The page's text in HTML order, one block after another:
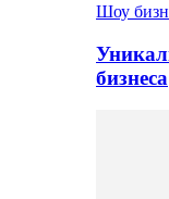
Шоу
бизнеса